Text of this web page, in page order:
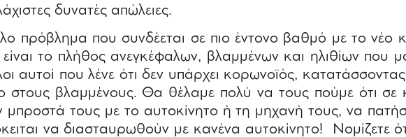
δυνατές απώλειες.
πρόβλημα που συνδέεται σε πιο έντονο βαθμό με το νέο
είναι το πλήθος ανεγκέφαλων, βλαμμένων και ηλιθίων που
αυτοί που λένε ότι δεν υπάρχει κορωνοϊός,
στους βλαμμένους. Θα θέλαμε πολύ να τους πούμε ότι σε
μπροστά τους με το αυτοκίνητο ή τη μηχανή τους, να
να διασταυρωθούν με κανένα αυτοκίνητο!
Νομίζετε